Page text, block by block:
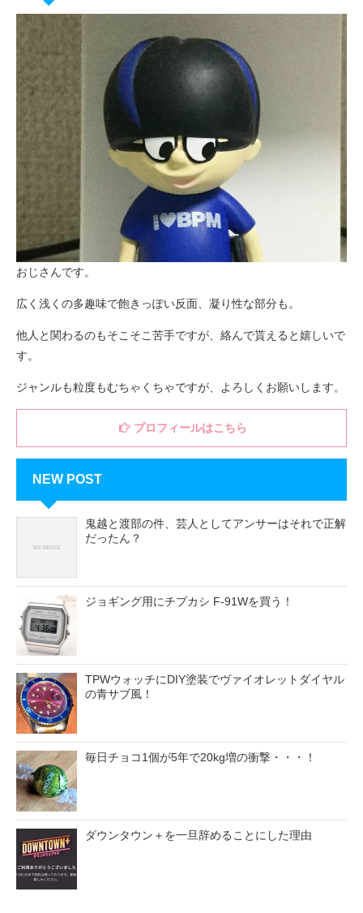
おじさんです。
広く浅くの多趣味で飽きっぽい反面、凝り性な部分も。
他人と関わるのもそこそこ苦手ですが、絡んで貰えると嬉しいで
す。
ジャンルも粒度もむちゃくちゃですが、よろしくお願いします。
プロフィールはこちら
NEW POST
鬼越と渡部の件、芸人としてアンサーはそれで正解
だったん？
ジョギング用にチプカシ F-91Wを買う！
TPWウォッチにDIY塗装でヴァイオレットダイヤル
の青サブ風！
毎日チョコ1個が5年で20kg増の衝撃・・・！
ダウンタウン＋を一旦辞めることにした理由